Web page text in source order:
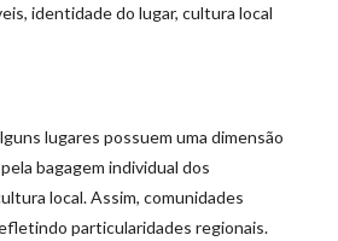
identidade do lugar, cultura local
lugares possuem uma dimensão
bagagem individual dos
local. Assim, comunidades
particularidades regionais.